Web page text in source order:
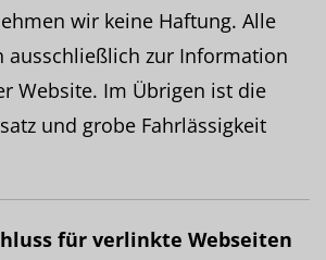
wir keine Haftung. Alle
ausschließlich zur Information
Website. Im Übrigen ist die
und grobe Fahrlässigkeit
für verlinkte Webseiten